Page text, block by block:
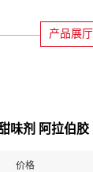
产品展厅
味剂 阿拉伯胶
价格